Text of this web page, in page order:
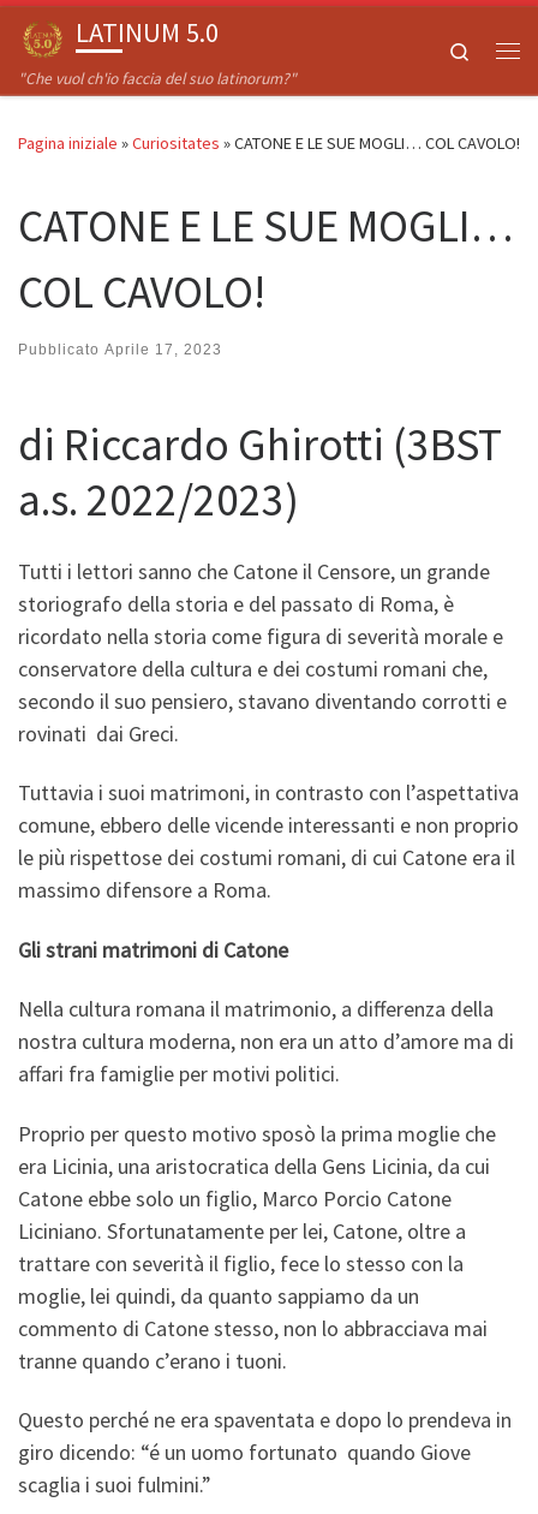
Passa al contenuto
LATINUM 5.0
"Che vuol ch'io faccia del suo latinorum?"
Search
Pagina iniziale »Curiositates »CATONE E LE SUE MOGLI… COL CAVOLO!
CATONE E LE SUE MOGLI…
COL CAVOLO!
Pubblicato Aprile 17, 2023
di Riccardo Ghirotti (3BST
a.s. 2022/2023)
Tutti i lettori sanno che Catone il Censore, un grande
storiografo della storia e del passato di Roma, è
ricordato nella storia come figura di severità morale e
conservatore della cultura e dei costumi romani che,
secondo il suo pensiero, stavano diventando corrotti e
rovinati dai Greci.
Tuttavia i suoi matrimoni, in contrasto con l’aspettativa
comune, ebbero delle vicende interessanti e non proprio
le più rispettose dei costumi romani, di cui Catone era il
massimo difensore a Roma.
Gli strani matrimoni di Catone
Nella cultura romana il matrimonio, a differenza della
nostra cultura moderna, non era un atto d’amore ma di
affari fra famiglie per motivi politici.
Proprio per questo motivo sposò la prima moglie che
era Licinia, una aristocratica della Gens Licinia, da cui
Catone ebbe solo un figlio, Marco Porcio Catone
Liciniano. Sfortunatamente per lei, Catone, oltre a
trattare con severità il figlio, fece lo stesso con la
moglie, lei quindi, da quanto sappiamo da un
commento di Catone stesso, non lo abbracciava mai
tranne quando c’erano i tuoni.
Questo perché ne era spaventata e dopo lo prendeva in
giro dicendo: “é un uomo fortunato quando Giove
scaglia i suoi fulmini.”